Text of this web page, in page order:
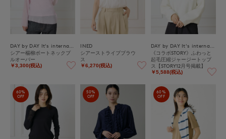
シアー楊柳ボートネックプ
ルオーバー
￥3,300(税込)
INED
シアーストライプブラウ
ス
￥6,270(税込)
《コラボSTORY》ふわっと
起毛圧縮ジャージートップ
ス【STORY12月号掲載】
￥5,588(税込)
60%
OFF
50%
OFF
60%
OFF